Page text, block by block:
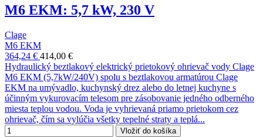
M6 EKM: 5,7 kW, 230 V
Clage
M6 EKM
364,24 € 414,00 €
Hydraulický beztlakový elektrický prietokový ohrievač vody Clage
M6 EKM (5,7kW/240V) spolu s beztlakovou armatúrou Clage
EKM na umývadlo, kuchynský drez alebo do letnej kuchyne s
účinným vykurovacím telesom pre zásobovanie jedného odberného
miesta teplou vodou. Voda je vyhrievaná priamo prietokom cez
ohrievač, čím sa vylúčia všetky tepelné straty a teplá...
Vložiť do košíka